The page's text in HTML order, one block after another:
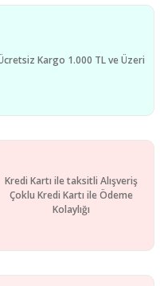
Kargo 1.000 TL ve Üzeri
Kredi Kartı ile taksitli Alışveriş
Çoklu Kredi Kartı ile Ödeme
Kolaylığı